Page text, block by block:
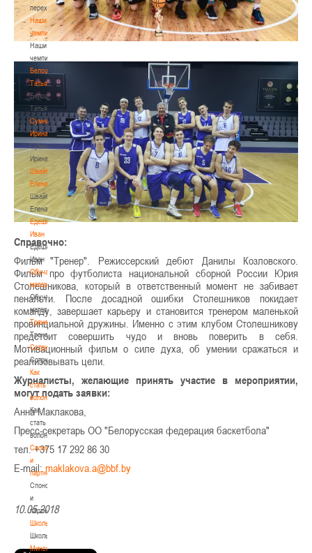
переходах
Наши
чемпионы
Наши
чемпионы
Белошапко
Татьяна
Белошапко
Татьяна
Сумникова
Ирина
Сумникова
Ирина
Швайбович
Елена
Швайбович
Елена
Едешко
Иван
Едешко
Иван
Обучающие
материалы
Обучающие
материалы
Тренерам
Тренерам
Сотрудничество
Сотрудничество
Как
стать
волонтером
Как
стать
волонтером
Спонсоры
и
партнеры
Спонсоры
и
партнеры
Школы
Школы
Минск
Справочно:
Фильм "Тренер". Режиссерский дебют Данилы Козловского.
Фильм про футболиста национальной сборной России Юрия
Столешникова, который в ответственный момент не забивает
пенальти. После досадной ошибки Столешников покидает
команду, завершает карьеру и становится тренером маленькой
провинциальной дружины. Именно с этим клубом Столешникову
предстоит совершить чудо и вновь поверить в себя.
Мотивационный фильм о силе духа, об умении сражаться и
реализовывать цели.
Журналисты, желающие принять участие в мероприятии,
могут подать заявки:
Анна Маклакова,
Пресс-секретарь ОО "Белорусская федерация баскетбола"
тел. +375 17 292 86 30
E-mail:
10.05.2018